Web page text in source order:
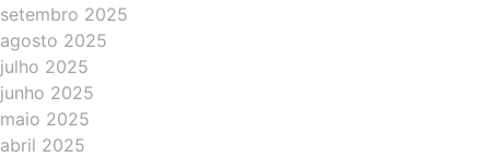
setembro 2025
agosto 2025
julho 2025
junho 2025
maio 2025
abril 2025